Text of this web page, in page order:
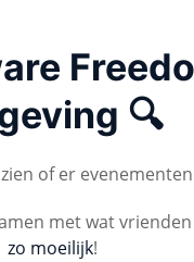
🔍
of er
met wat
zo moeilijk!